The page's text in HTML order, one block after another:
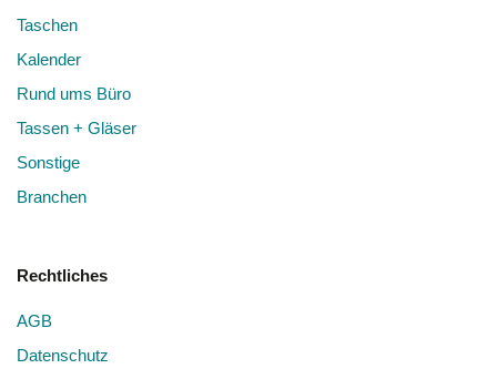
Taschen
Kalender
Rund ums Büro
Tassen + Gläser
Sonstige
Branchen
Rechtliches
AGB
Datenschutz